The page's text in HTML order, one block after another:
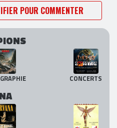
POUR COMMENTER
CONCERTS